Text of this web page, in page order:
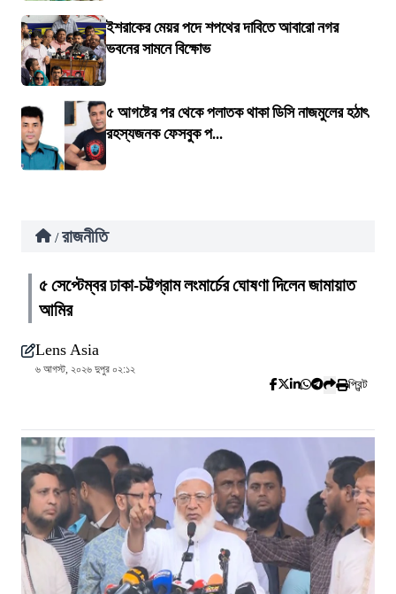
ইশরাকের মেয়র পদে শপথের দাবিতে আবারো নগর
ভবনের সামনে বিক্ষোভ
৫ আগষ্টের পর থেকে পলাতক থাকা ডিসি নাজমুলের হঠাৎ
রহস্যজনক ফেসবুক প...
/ রাজনীতি
৫ সেপ্টেম্বর ঢাকা-চট্টগ্রাম লংমার্চের ঘোষণা দিলেন জামায়াত
আমির
Lens Asia
৬ আগস্ট, ২০২৬ দুপুর ০২:১২
প্রিন্ট